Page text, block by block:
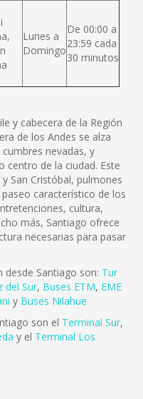
Lunes a
Domingo
De 00:00 a
23:59 cada
30 minutos
y cabecera de la Región
de los Andes se alza
nevadas, y
centro de la ciudad. Este
San Cristóbal, pulmones
característico de los
cultura,
más, Santiago ofrece
necesarias para pasar
desde Santiago son: Tur
del Sur, Buses ETM, EME
y Buses Nilahue
son el Terminal Sur,
y el Terminal Los